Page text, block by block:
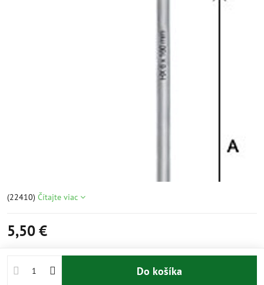
(22410) Čítajte viac
5,50 €
Do košíka